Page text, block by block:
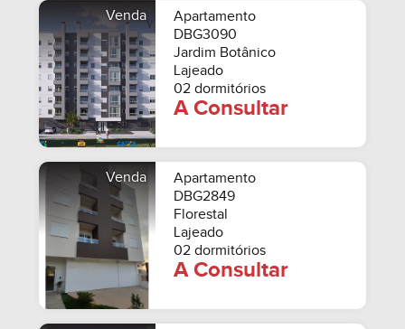
Venda
Apartamento
DBG3090
Jardim Botânico
Lajeado
02 dormitórios
A Consultar
Venda
Apartamento
DBG2849
Florestal
Lajeado
02 dormitórios
A Consultar